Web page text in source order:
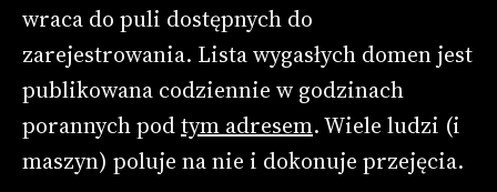
wraca do puli dostępnych do
zarejestrowania. Lista wygasłych domen jest
publikowana codziennie w godzinach
porannych podtym adresem. Wiele ludzi (i
maszyn) poluje na nie i dokonuje przejęcia.